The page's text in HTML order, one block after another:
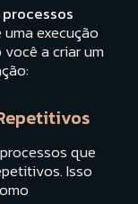
execução
a criar um
que
Isso